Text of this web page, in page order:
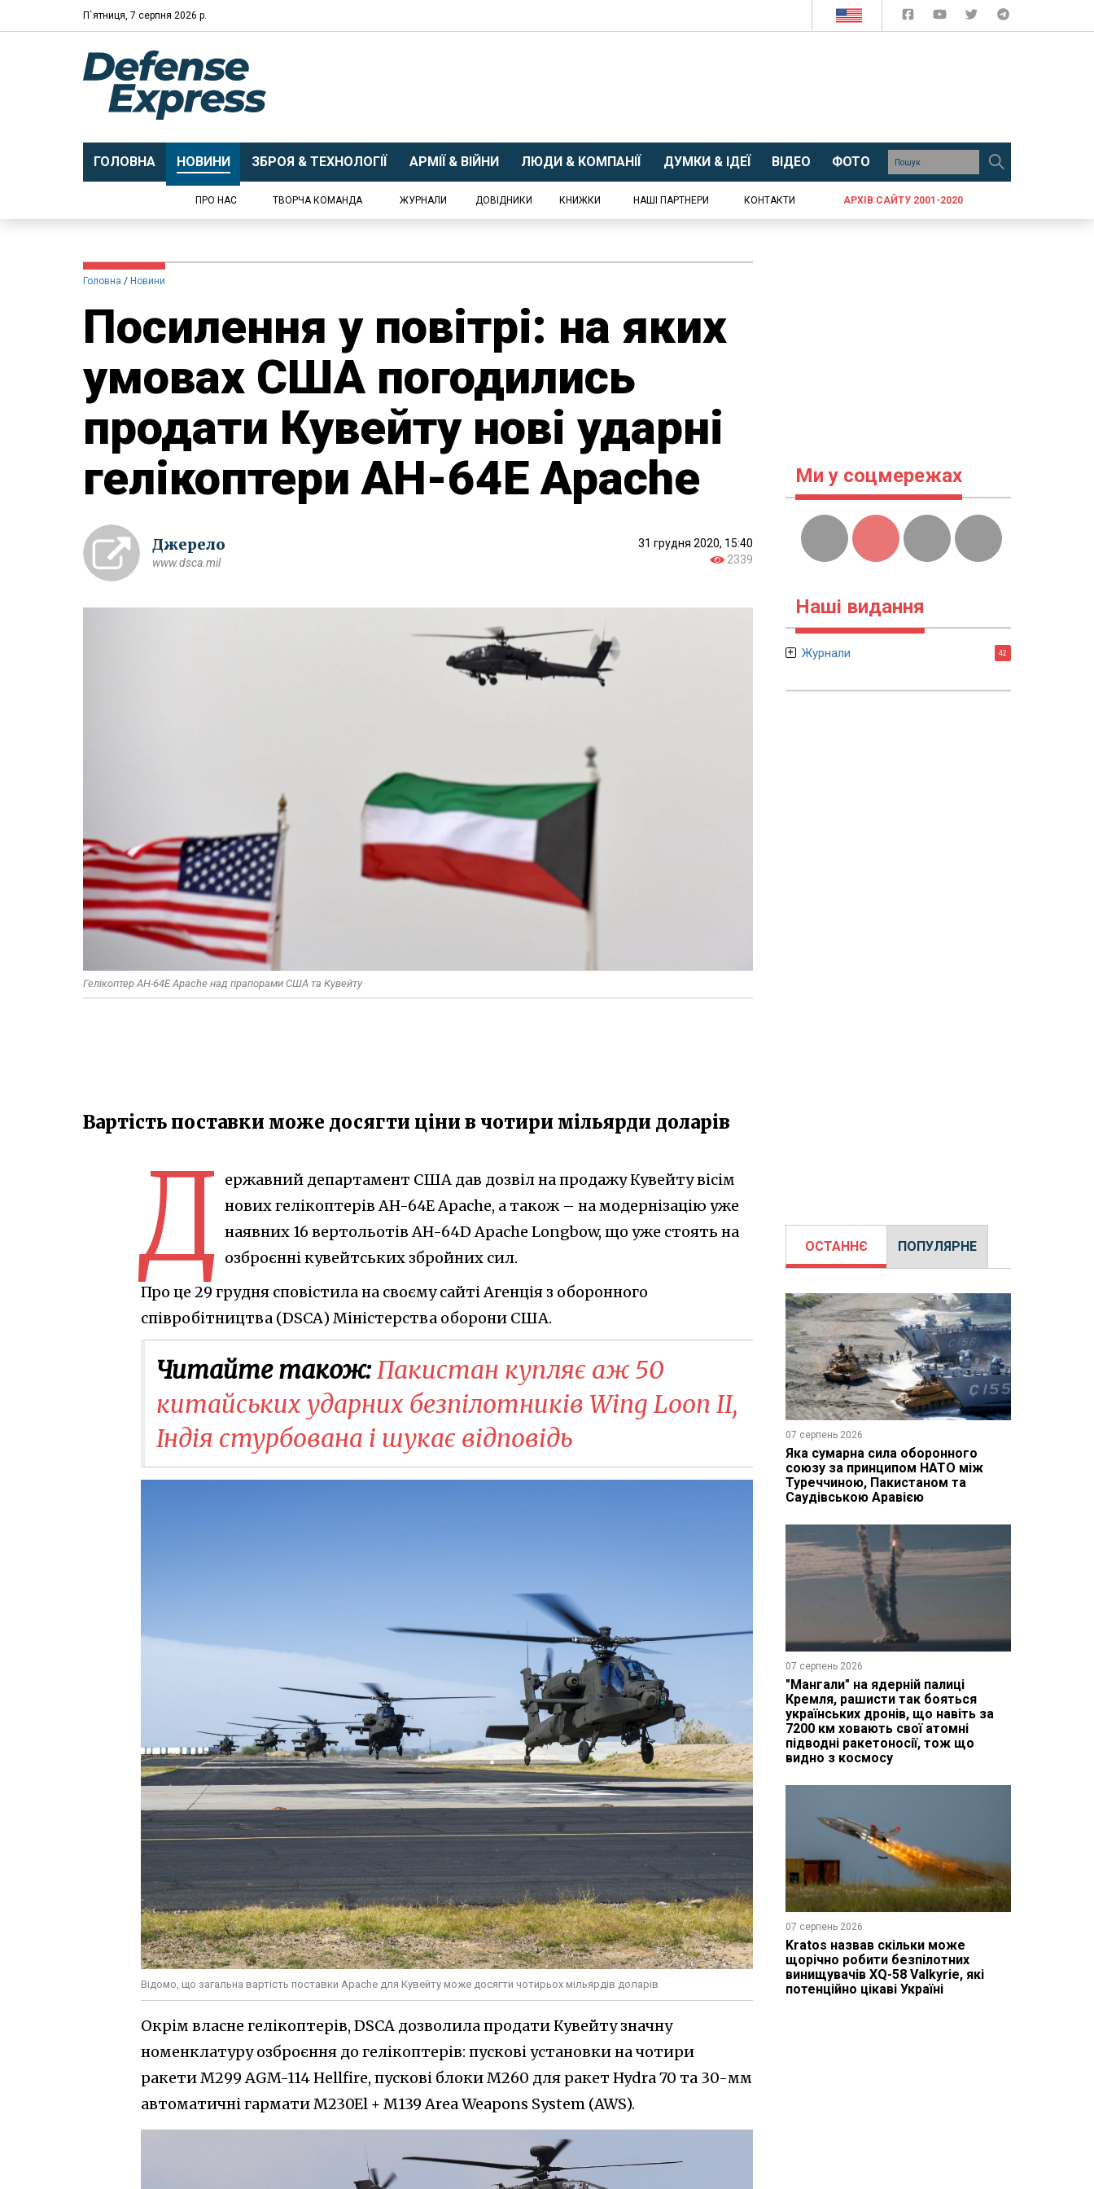
П`ятниця, 7 серпня 2026 р.
ГОЛОВНА НОВИНИ ЗБРОЯ & ТЕХНОЛОГІЇ АРМІЇ & ВІЙНИ ЛЮДИ & КОМПАНІЇ ДУМКИ & ІДЕЇ ВІДЕО ФОТО
ПРО НАС ТВОРЧА КОМАНДА ЖУРНАЛИ ДОВІДНИКИ КНИЖКИ НАШІ ПАРТНЕРИ КОНТАКТИ АРХІВ САЙТУ 2001-2020
Головна Новини
Посилення у повітрі: на яких
умовах США погодились
продати Кувейту нові ударні
гелікоптери AH-64E Apache
Джерело
www.dsca.mil
31 грудня 2020, 15:40
2339
Гелікоптер AH-64E Apache над прапорами США та Кувейту
Вартість поставки може досягти ціни в чотири мільярди доларів
Д ержавний департамент США дав дозвіл на продажу Кувейту вісім
нових гелікоптерів AH-64E Apache, а також – на модернізацію уже
наявних 16 вертольотів AH-64D Apache Longbow, що уже стоять на
озброєнні кувейтських збройних сил.
Про це 29 грудня сповістила на своєму сайті Агенція з оборонного
співробітництва (DSCA) Міністерства оборони США.
Читайте також:Пакистан купляє аж 50
китайських ударних безпілотників Wing Loon ІІ,
Індія стурбована і шукає відповідь
Відомо, що загальна вартість поставки Apache для Кувейту може досягти чотирьох мільярдів доларів
Окрім власне гелікоптерів, DSCA дозволила продати Кувейту значну
номенклатуру озброєння до гелікоптерів: пускові установки на чотири
ракети M299 AGM-114 Hellfire, пускові блоки M260 для ракет Hydra 70 та 30-мм
автоматичні гармати M230El + M139 Area Weapons System (AWS).
Ми у соцмережах
Наші видання
Журнали 42
ОСТАННЄ ПОПУЛЯРНЕ
07 серпень 2026
Яка сумарна сила оборонного
союзу за принципом НАТО між
Туреччиною, Пакистаном та
Саудівською Аравією
07 серпень 2026
"Мангали" на ядерній палиці
Кремля, рашисти так бояться
українських дронів, що навіть за
7200 км ховають свої атомні
підводні ракетоносії, тож що
видно з космосу
07 серпень 2026
Kratos назвав скільки може
щорічно робити безпілотних
винищувачів XQ-58 Valkyrie, які
потенційно цікаві Україні